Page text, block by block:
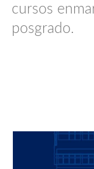
cursos
posgrado.